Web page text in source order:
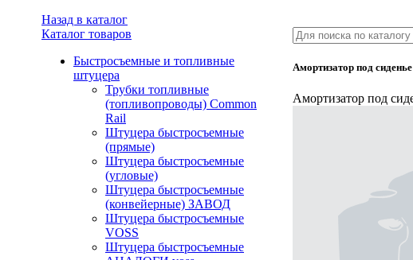
Назад в каталог
Каталог товаров
Быстросъемные и топливные
штуцера
Трубки топливные
(топливопроводы) Common
Rail
Штуцера быстросъемные
(прямые)
Штуцера быстросъемные
(угловые)
Штуцера быстросъемные
(конвейерные) ЗАВОД
Штуцера быстросъемные
VOSS
Штуцера быстросъемные
Амортизатор под
Амортизатор под